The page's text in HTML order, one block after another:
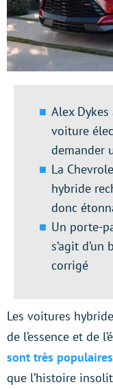
Alex
voiture
demander
La
hybride
donc
Un porte-
s’agit
corrigé
Les voitures
de l’essence et de
sont très
que l’histoire